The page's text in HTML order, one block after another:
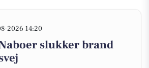
2026 14:20
slukker brand